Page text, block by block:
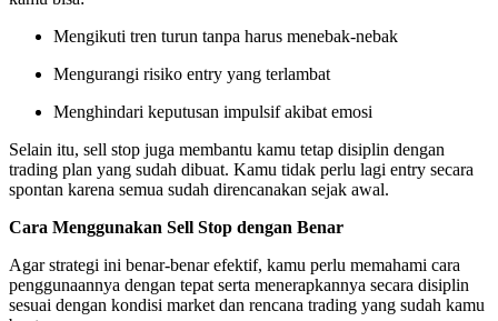
Mengikuti tren turun tanpa harus menebak-nebak
Mengurangi risiko entry yang terlambat
Menghindari keputusan impulsif akibat emosi
Selain itu, sell stop juga membantu kamu tetap disiplin dengan
trading plan yang sudah dibuat. Kamu tidak perlu lagi entry secara
spontan karena semua sudah direncanakan sejak awal.
Cara Menggunakan Sell Stop dengan Benar
Agar strategi ini benar-benar efektif, kamu perlu memahami cara
penggunaannya dengan tepat serta menerapkannya secara disiplin
sesuai dengan kondisi market dan rencana trading yang sudah kamu